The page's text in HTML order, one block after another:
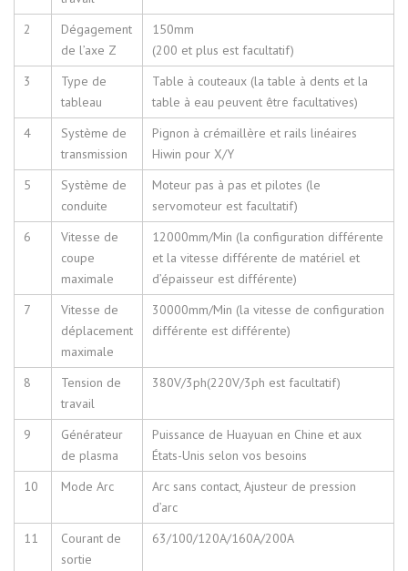
2
Dégagement
de l’axe Z
150mm
(200 et plus est facultatif)
3
Type de
tableau
Table à couteaux (la table à dents et la
table à eau peuvent être facultatives)
4
Système de
transmission
Pignon à crémaillère et rails linéaires
Hiwin pour X/Y
5
Système de
conduite
Moteur pas à pas et pilotes (le
servomoteur est facultatif)
6
Vitesse de
coupe
maximale
12000mm/Min (la configuration différente
et la vitesse différente de matériel et
d’épaisseur est différente)
7
Vitesse de
déplacement
maximale
30000mm/Min (la vitesse de configuration
différente est différente)
8
Tension de
travail
380V/3ph(220V/3ph est facultatif)
9
Générateur
de plasma
Puissance de Huayuan en Chine et aux
États-Unis selon vos besoins
10
Mode Arc
Arc sans contact, Ajusteur de pression
d’arc
11
Courant de
sortie
63/100/120A/160A/200A